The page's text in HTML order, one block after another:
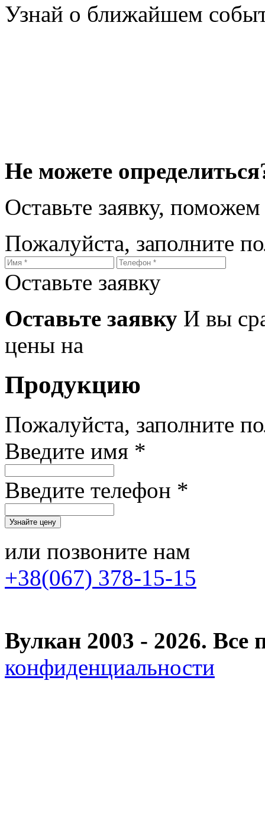
Узнай о ближайшем
Не можете
Оставьте заявку,
Пожалуйста, заполните
Оставьте заявку
Оставьте заявку И вы
цены на
Продукцию
Пожалуйста, заполните
Введите имя *
Введите телефон *
или позвоните нам
+38(067) 378-15-15
Вулкан 2003 - 2026.
конфиденциальности